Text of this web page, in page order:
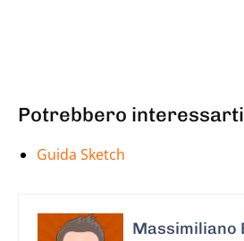
Potrebbero
Guida Sketch
Massimiliano